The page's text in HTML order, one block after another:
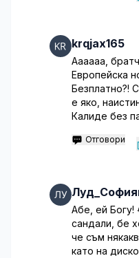
krqjax165
Аааааа,
Европейска
Безплатно?!
е яко,
Калиде без
Отговори
Абе, ей Богу!
сандали, бе
че съм
като на